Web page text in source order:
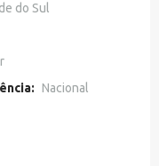
do Sul
Nacional